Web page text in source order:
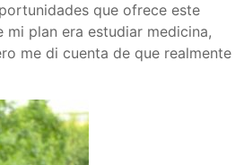
que ofrece este
mi plan era estudiar medicina,
me di cuenta de que realmente